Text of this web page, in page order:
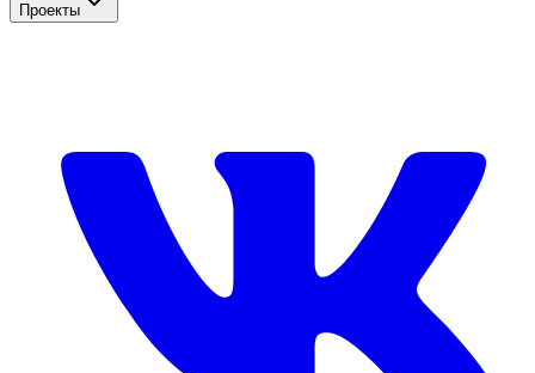
Проекты